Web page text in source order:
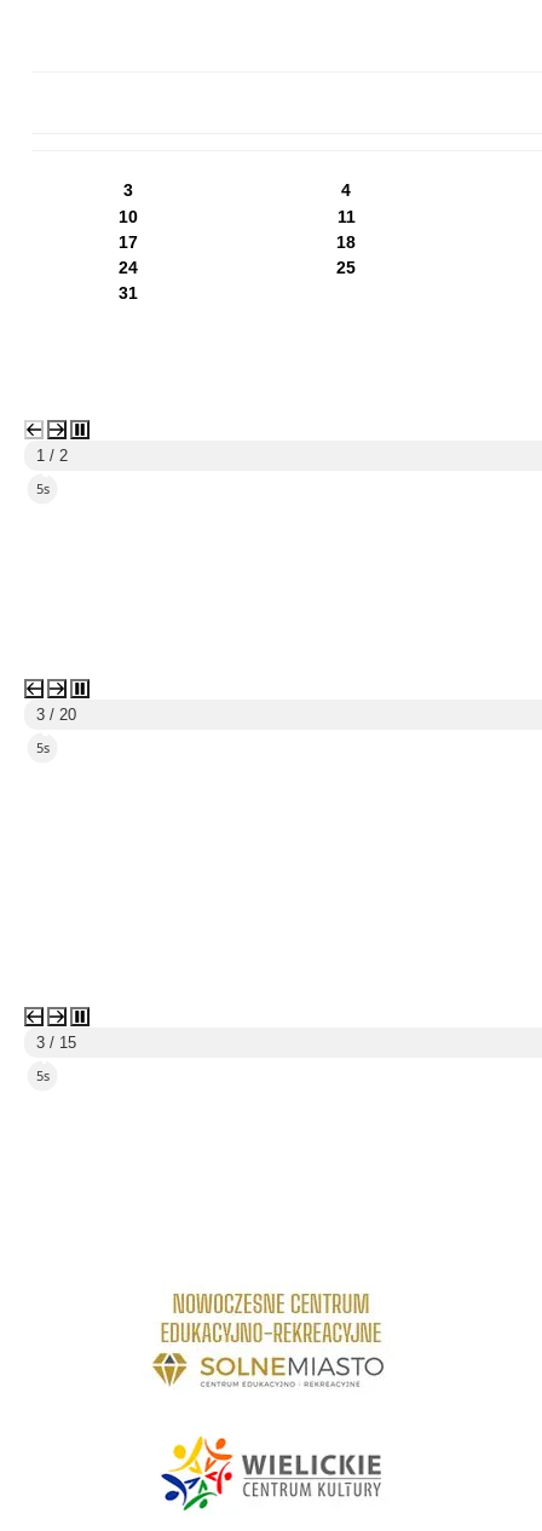
3
4
10
11
17
18
24
25
31
1 / 2
4s
3 / 20
4s
3 / 15
4s
link do strony Centrum Edukacyjno Rekreacyjne